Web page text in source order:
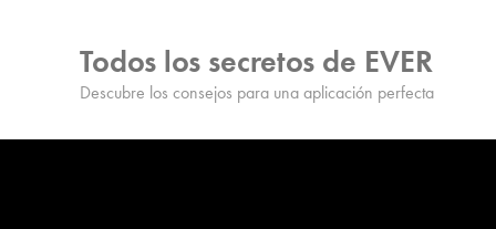
Todos los secretos de EVER
Descubre los consejos para una aplicación perfecta